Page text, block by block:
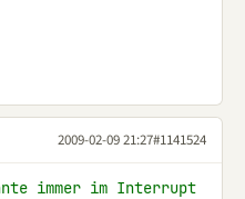
2009-02-09 21:27#1141524
immer im Interrupt